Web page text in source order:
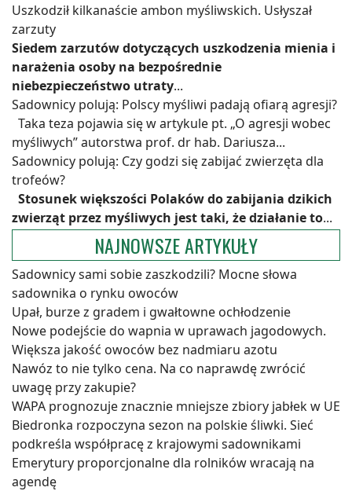
Uszkodził kilkanaście ambon myśliwskich. Usłyszał
zarzuty
Siedem zarzutów dotyczących uszkodzenia mienia i
narażenia osoby na bezpośrednie
niebezpieczeństwo utraty...
Sadownicy polują: Polscy myśliwi padają ofiarą agresji?
Taka teza pojawia się w artykule pt. „O agresji wobec
myśliwych” autorstwa prof. dr hab. Dariusza...
Sadownicy polują: Czy godzi się zabijać zwierzęta dla
trofeów?
Stosunek większości Polaków do zabijania dzikich
zwierząt przez myśliwych jest taki, że działanie to...
NAJNOWSZE ARTYKUŁY
Sadownicy sami sobie zaszkodzili? Mocne słowa
sadownika o rynku owoców
Upał, burze z gradem i gwałtowne ochłodzenie
Nowe podejście do wapnia w uprawach jagodowych.
Większa jakość owoców bez nadmiaru azotu
Nawóz to nie tylko cena. Na co naprawdę zwrócić
uwagę przy zakupie?
WAPA prognozuje znacznie mniejsze zbiory jabłek w UE
Biedronka rozpoczyna sezon na polskie śliwki. Sieć
podkreśla współpracę z krajowymi sadownikami
Emerytury proporcjonalne dla rolników wracają na
agendę